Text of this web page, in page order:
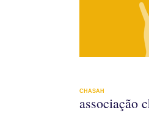
CHASAH
associação